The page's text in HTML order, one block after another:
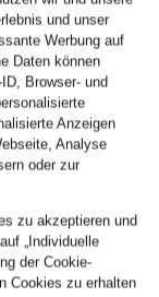
+Aktionsrabatt
PAUL
Cashmere-
79,99 €
Bestpreis:
Ursprünglich:
und unser
Werbung auf
Daten können
Browser- und
Anzeigen
Analyse
oder zur
zu akzeptieren und
„Individuelle
der Cookie-
Cookies zu erhalten